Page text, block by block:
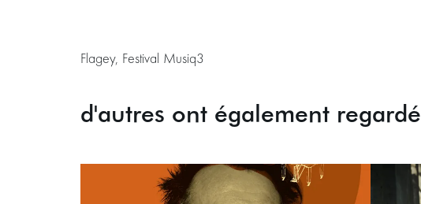
Flagey, Festival Musiq3
d'autres ont également regardé